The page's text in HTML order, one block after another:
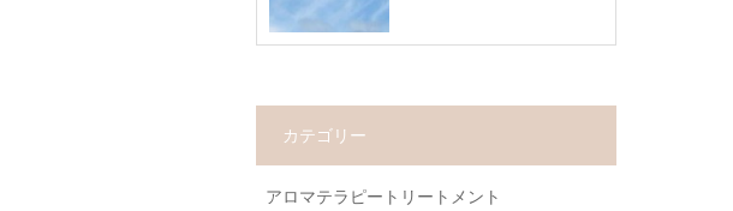
カテゴリー
アロマテラピートリートメント